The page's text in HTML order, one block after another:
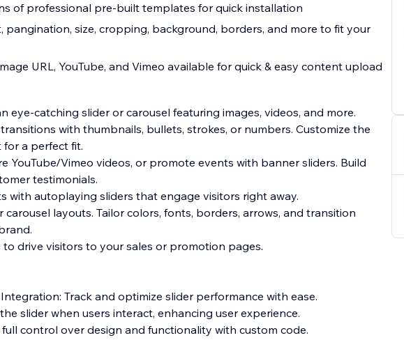
of professional pre-built templates for quick installation
pangination, size, cropping, background, borders, and more to fit your
URL, YouTube, and Vimeo available for quick & easy content upload
eye-catching slider or carousel featuring images, videos, and more.
with thumbnails, bullets, strokes, or numbers. Customize the
a perfect fit.
YouTube/Vimeo videos, or promote events with banner sliders. Build
testimonials.
with autoplaying sliders that engage visitors right away.
carousel layouts. Tailor colors, fonts, borders, arrows, and transition
to drive visitors to your sales or promotion pages.
Track and optimize slider performance with ease.
slider when users interact, enhancing user experience.
full control over design and functionality with custom code.